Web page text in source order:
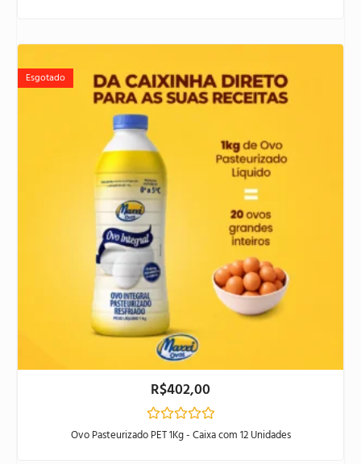
Esgotado
R$402,00
Avaliação
Ovo Pasteurizado PET 1Kg - Caixa com 12 Unidades